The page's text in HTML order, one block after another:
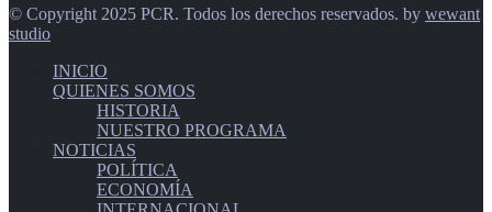
© Copyright 2025 PCR. Todos los derechos reservados. by wewant
studio
INICIO
QUIENES SOMOS
HISTORIA
NUESTRO PROGRAMA
NOTICIAS
POLÍTICA
ECONOMÍA